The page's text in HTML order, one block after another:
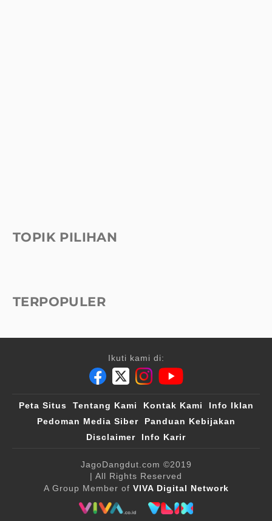
TOPIK PILIHAN
TERPOPULER
Ikuti kami di:
Peta Situs Tentang Kami Kontak Kami
Info Iklan
Pedoman Media Siber
Panduan Kebijakan
Disclaimer
Info Karir
JagoDangdut.com ©2019
| All Rights Reserved
A Group Member of VIVA Digital Network